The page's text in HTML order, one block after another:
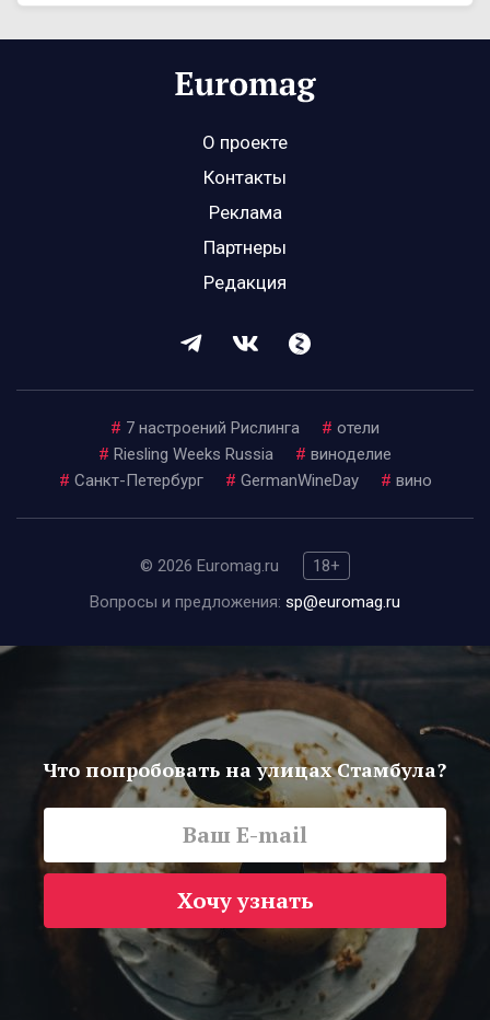
О проекте
Контакты
Реклама
Партнеры
Редакция
# 7 настроений Рислинга # отели
# Riesling Weeks Russia # виноделие
# Санкт-Петербург # GermanWineDay # вино
© 2026 Euromag.ru
18+
Вопросы и предложения: sp@euromag.ru
Что попробовать на улицах Стамбула?
Хочу узнать